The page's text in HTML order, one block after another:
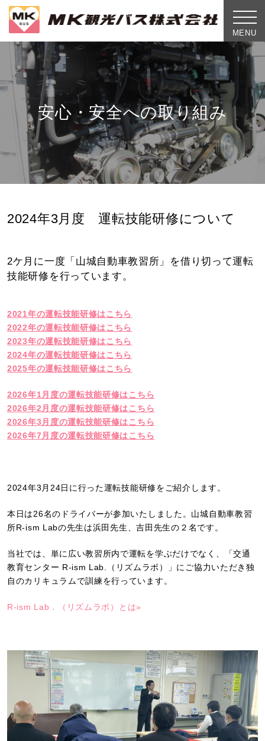
toggle
MENU
安心・安全への取り組み
2024年3月度 運転技能研修について
2ケ月に一度「山城自動車教習所」を借り切って運転
技能研修を行っています。
2021年の運転技能研修はこちら
2022年の運転技能研修はこちら
2023年の運転技能研修はこちら
2024年の運転技能研修はこちら
2025年の運転技能研修はこちら
2026年1月度の運転技能研修はこちら
2026年2月度の運転技能研修はこちら
2026年3月度の運転技能研修はこちら
2026年7月度の運転技能研修はこちら
2024年3月24日に行った運転技能研修をご紹介します。
本日は26名のドライバーが参加いたしました。山城自動車教習
所R-ism Labの先生は浜田先生、吉田先生の２名です。
当社では、単に広い教習所内で運転を学ぶだけでなく、「交通
教育センター R-ism Lab.（リズムラボ）」にご協力いただき独
自のカリキュラムで訓練を行っています。
R-ism Lab．（リズムラボ）とは»